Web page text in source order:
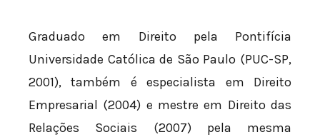
Graduado em Direito pela Pontifícia
Universidade Católica de São Paulo (PUC-SP,
2001), também é especialista em Direito
Empresarial (2004) e mestre em Direito das
Relações Sociais (2007) pela mesma